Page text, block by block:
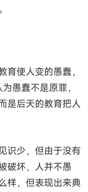
育使人变的愚蠢，
愚蠢不是原罪，
是后天的教育把人
识少，但由于没有
破坏，人并不愚
样，但表现出来典